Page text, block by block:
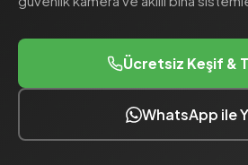
Ücretsiz Keşif &
WhatsApp ile